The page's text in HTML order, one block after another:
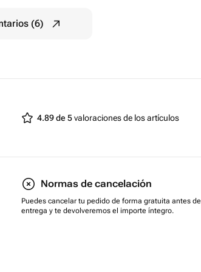
(6)
4.89 de 5valoraciones de los artículos
Normas de cancelación
Puedes cancelar tu pedido de forma gratuita antes
entrega y te devolveremos el importe íntegro.